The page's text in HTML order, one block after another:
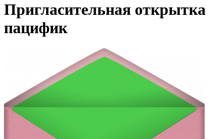
Пригласительная открытка
пацифик